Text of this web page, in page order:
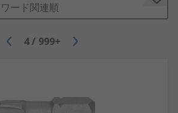
ード関連順
4 / 999+